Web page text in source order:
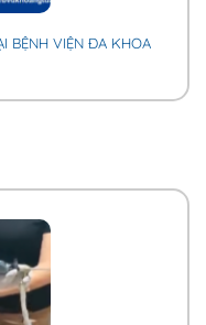
BỆNH VIỆN ĐA KHOA